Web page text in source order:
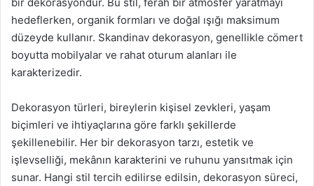
hedeflerken, organik formları ve doğal ışığı maksimum
düzeyde kullanır. Skandinav dekorasyon, genellikle cömert
boyutta mobilyalar ve rahat oturum alanları ile
karakterizedir.
Dekorasyon türleri, bireylerin kişisel zevkleri, yaşam
biçimleri ve ihtiyaçlarına göre farklı şekillerde
şekillenebilir. Her bir dekorasyon tarzı, estetik ve
işlevselliği, mekânın karakterini ve ruhunu yansıtmak için
sunar. Hangi stil tercih edilirse edilsin, dekorasyon süreci,